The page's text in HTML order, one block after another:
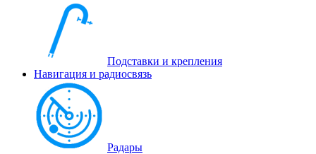
Подставки и крепления
Навигация и радиосвязь
Радары